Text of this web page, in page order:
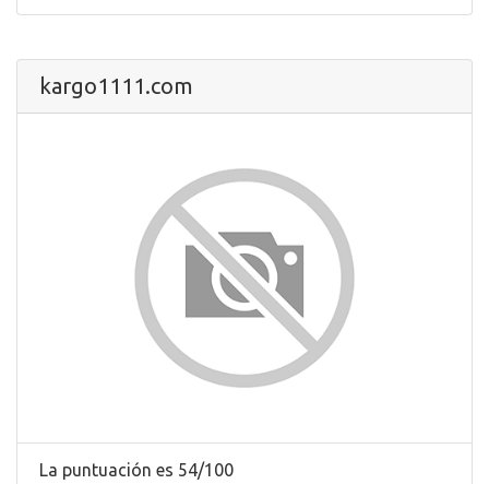
kargo1111.com
La puntuación es 54/100